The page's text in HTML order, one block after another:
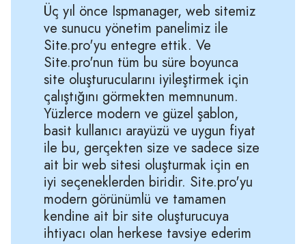
Üç yıl önce Ispmanager, web sitemiz
ve sunucu yönetim panelimiz ile
Site.pro'yu entegre ettik. Ve
Site.pro'nun tüm bu süre boyunca
site oluşturucularını iyileştirmek için
çalıştığını görmekten memnunum.
Yüzlerce modern ve güzel şablon,
basit kullanıcı arayüzü ve uygun fiyat
ile bu, gerçekten size ve sadece size
ait bir web sitesi oluşturmak için en
iyi seçeneklerden biridir. Site.pro'yu
modern görünümlü ve tamamen
kendine ait bir site oluşturucuya
ihtiyacı olan herkese tavsiye ederim